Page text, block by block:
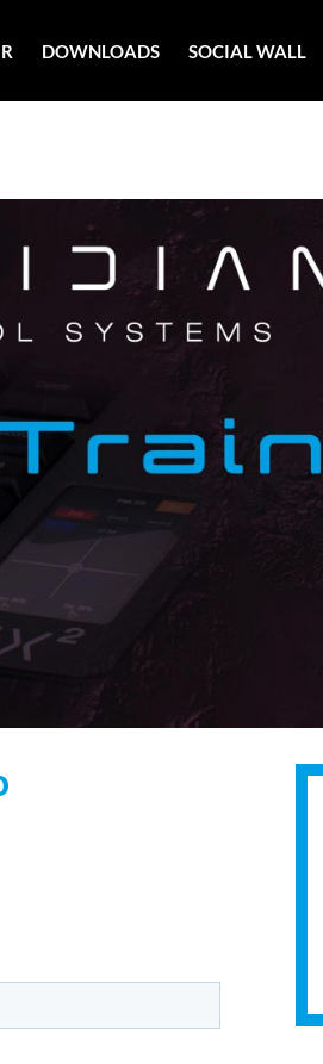
DOWNLOADS SOCIAL WALL